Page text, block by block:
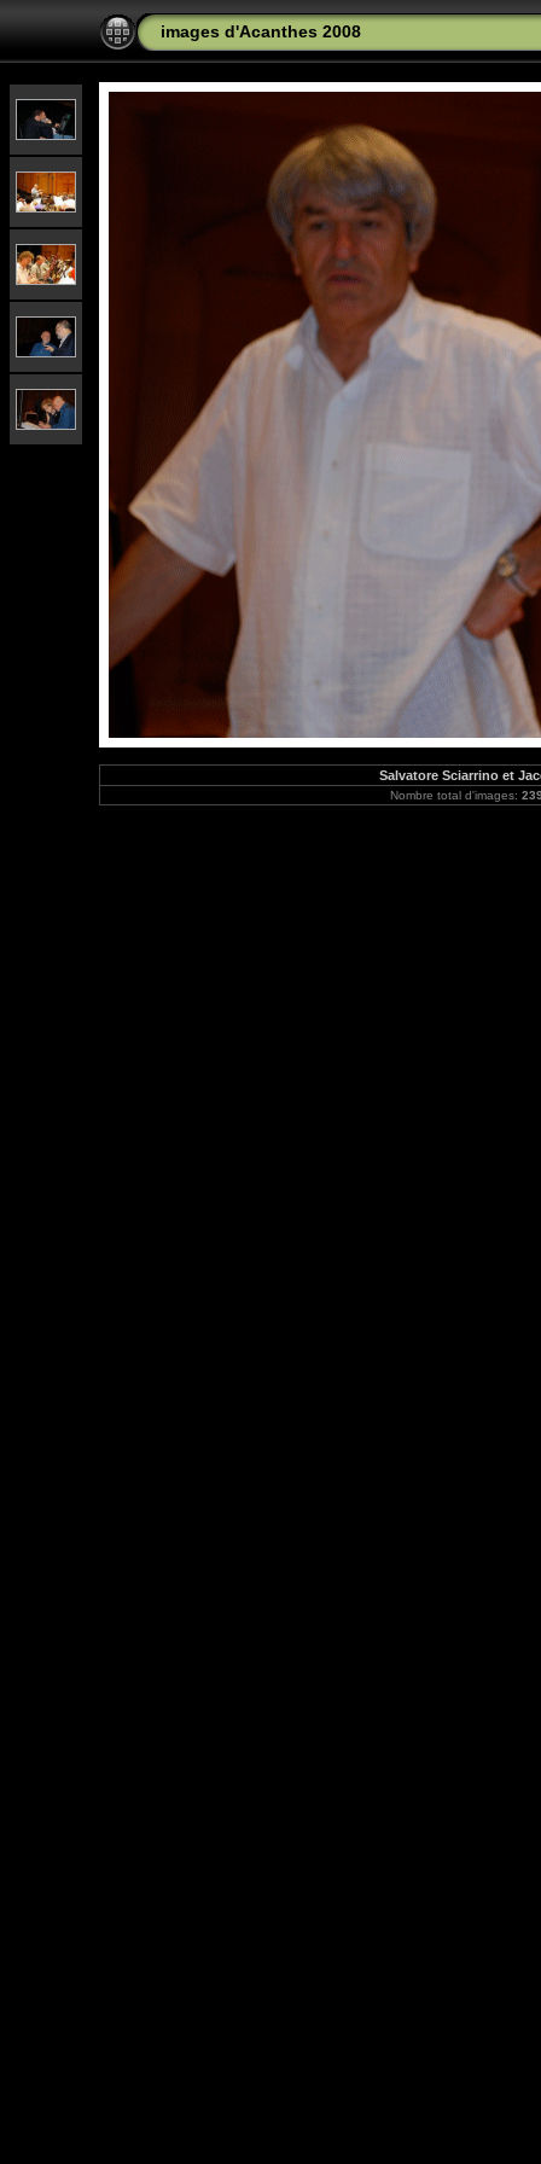
images d'Acanthes 2008
Salvatore Sciarrino et
Nombre total d'images: